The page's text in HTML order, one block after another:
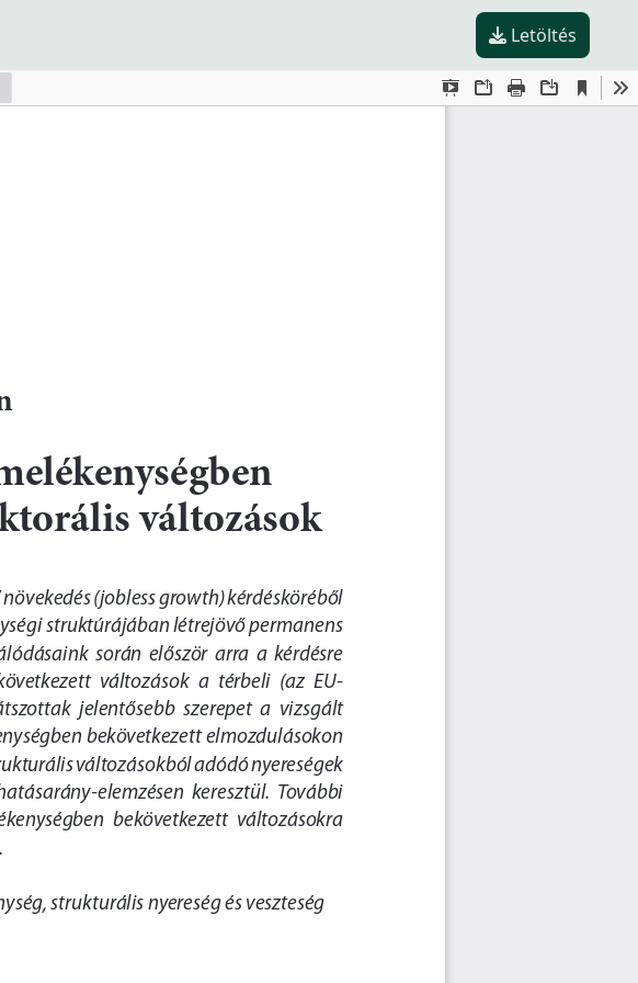
Letöltés